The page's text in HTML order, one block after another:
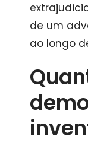
de um
ao longo